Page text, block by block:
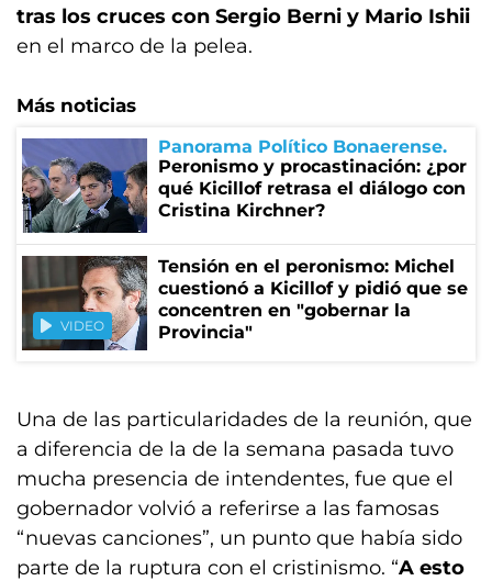
tras los cruces con Sergio Berni y Mario Ishii
en el marco de la pelea.
Más noticias
Panorama Político Bonaerense
Peronismo y procastinación: ¿por
qué Kicillof retrasa el diálogo con
Cristina Kirchner?
VIDEO
Tensión en el peronismo: Michel
cuestionó a Kicillof y pidió que se
concentren en "gobernar la
Provincia"
Una de las particularidades de la reunión, que
a diferencia de la de la semana pasada tuvo
mucha presencia de intendentes, fue que el
gobernador volvió a referirse a las famosas
“nuevas canciones”, un punto que había sido
parte de la ruptura con el cristinismo. “A esto